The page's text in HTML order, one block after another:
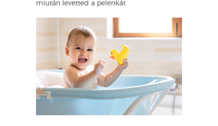
miután levetted a pelenkát.